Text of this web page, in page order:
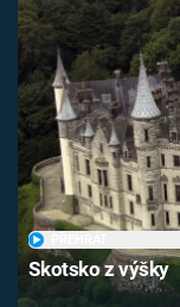
Skotsko z výšky